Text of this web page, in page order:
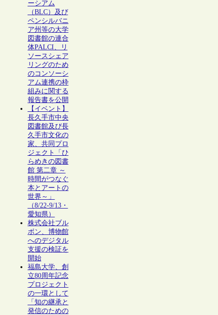
ーシアム
（BLC）及び
ペンシルバニ
ア州等の大学
図書館の連合
体PALCI、リ
ソースシェア
リングのため
のコンソーシ
アム連携の枠
組みに関する
報告書を公開
【イベント】
長久手市中央
図書館及び長
久手市文化の
家、共同プロ
ジェクト「ひ
らめきの図書
館 第二章 ～
時間がつなぐ
本とアートの
世界～」
（8/22-9/13・
愛知県）
株式会社ブル
ボン、博物館
へのデジタル
支援の検証を
開始
福島大学、創
立80周年記念
プロジェクト
の一環として
「知の継承と
発信のための